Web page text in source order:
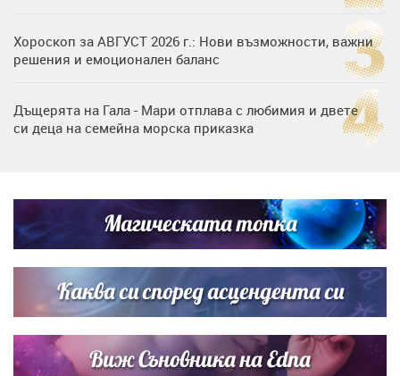
Хороскоп за АВГУСТ 2026 г.: Нови възможности, важни
решения и емоционален баланс
Дъщерята на Гала - Мари отплава с любимия и двете
си деца на семейна морска приказка
Димов издадоха своето любимо място
Дъщерята на Тодор Батков вдигна сватба, Стоичков и
Братя Аргирови я изненадаха с песен
Магическата топка
Каква си според асцендента си
Виж Съновника на Edna